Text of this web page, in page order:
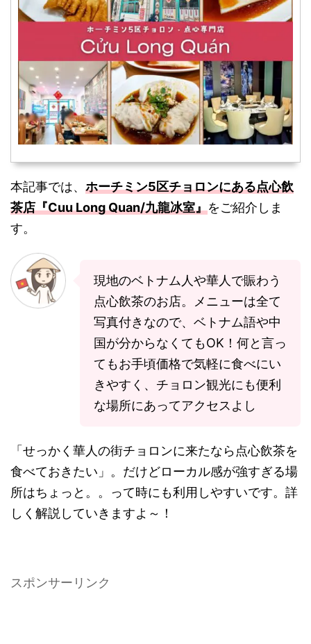
本記事では、 ホーチミン5区チョロンにある点心飲
茶店『Cuu Long Quan/九龍冰室』をご紹介しま
す。
現地のベトナム人や華人で賑わう
点心飲茶のお店。メニューは全て
写真付きなので、ベトナム語や中
国が分からなくてもOK！何と言っ
てもお手頃価格で気軽に食べにい
きやすく、チョロン観光にも便利
な場所にあってアクセスよし
「せっかく華人の街チョロンに来たなら点心飲茶を
食べておきたい」。だけどローカル感が強すぎる場
所はちょっと。。って時にも利用しやすいです。詳
しく解説していきますよ～！
スポンサーリンク